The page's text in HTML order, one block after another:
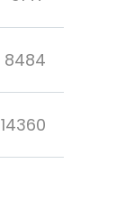
8484
14360